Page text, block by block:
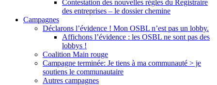
Contestation des nouvelles règles du Registraire
des entreprises – le dossier chemine
Campagnes
Déclarons l’évidence ! Mon OSBL n’est pas un lobby.
Affichons l’évidence : les OSBL ne sont pas des
lobbys !
Coalition Main rouge
Campagne terminée: Je tiens à ma communauté > je
soutiens le communautaire
Autres campagnes